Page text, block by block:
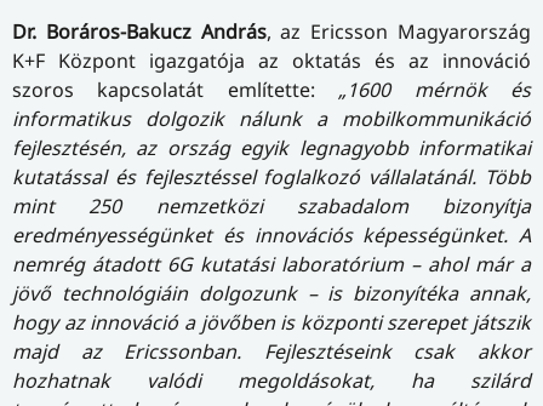
Dr. Boráros-Bakucz András, az Ericsson Magyarország
K+F Központ igazgatója az oktatás és az innováció
szoros kapcsolatát említette: „1600 mérnök és
informatikus dolgozik nálunk a mobilkommunikáció
fejlesztésén, az ország egyik legnagyobb informatikai
kutatással és fejlesztéssel foglalkozó vállalatánál. Több
mint 250 nemzetközi szabadalom bizonyítja
eredményességünket és innovációs képességünket. A
nemrég átadott 6G kutatási laboratórium – ahol már a
jövő technológiáin dolgozunk – is bizonyítéka annak,
hogy az innováció a jövőben is központi szerepet játszik
majd az Ericssonban. Fejlesztéseink csak akkor
hozhatnak valódi megoldásokat, ha szilárd